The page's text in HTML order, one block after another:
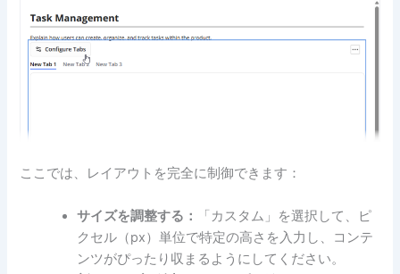
ここでは、レイアウトを完全に制御できます：
サイズを調整する：
「カスタム」を選択して、ピ
クセル（px）単位で特定の高さを入力し、コンテ
ンツがぴったり収まるようにしてください。